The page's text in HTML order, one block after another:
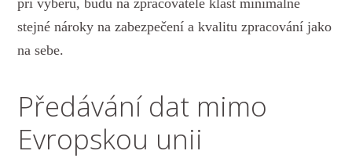
při výběru, budu na zpracovatele klást minimálně
stejné nároky na zabezpečení a kvalitu zpracování jako
na sebe.
Předávání dat mimo
Evropskou unii